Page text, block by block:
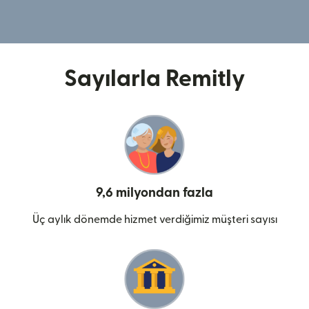
Sayılarla Remitly
9,6 milyondan fazla
Üç aylık dönemde hizmet verdiğimiz müşteri sayısı